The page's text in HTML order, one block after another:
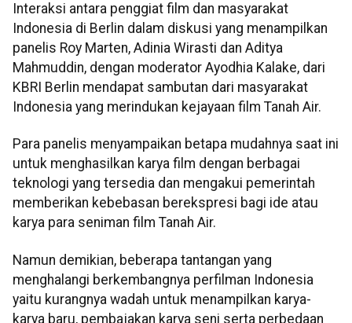
Interaksi antara penggiat film dan masyarakat
Indonesia di Berlin dalam diskusi yang menampilkan
panelis Roy Marten, Adinia Wirasti dan Aditya
Mahmuddin, dengan moderator Ayodhia Kalake, dari
KBRI Berlin mendapat sambutan dari masyarakat
Indonesia yang merindukan kejayaan film Tanah Air.
Para panelis menyampaikan betapa mudahnya saat ini
untuk menghasilkan karya film dengan berbagai
teknologi yang tersedia dan mengakui pemerintah
memberikan kebebasan berekspresi bagi ide atau
karya para seniman film Tanah Air.
Namun demikian, beberapa tantangan yang
menghalangi berkembangnya perfilman Indonesia
yaitu kurangnya wadah untuk menampilkan karya-
karya baru, pembajakan karya seni serta perbedaan